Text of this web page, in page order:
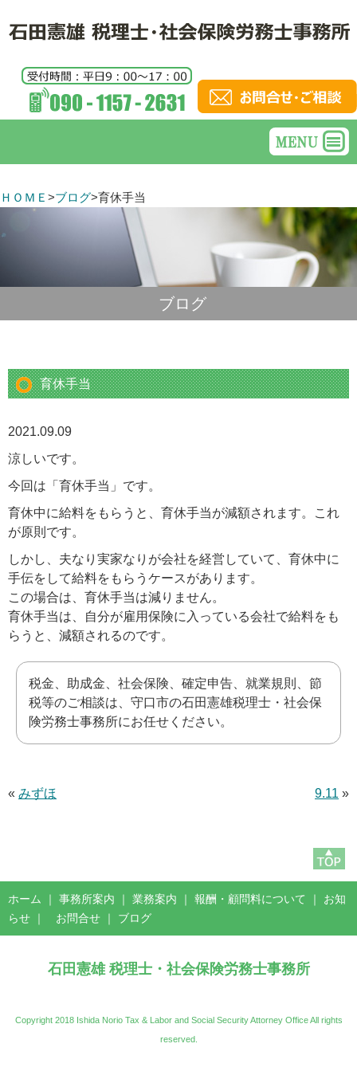
ＨＯＭＥ >ブログ>育休手当
ブログ
育休手当
2021.09.09
涼しいです。
今回は「育休手当」です。
育休中に給料をもらうと、育休手当が減額されます。これ
が原則です。
しかし、夫なり実家なりが会社を経営していて、育休中に
手伝をして給料をもらうケースがあります。
この場合は、育休手当は減りません。
育休手当は、自分が雇用保険に入っている会社で給料をも
らうと、減額されるのです。
税金、助成金、社会保険、確定申告、就業規則、節
税等のご相談は、守口市の石田憲雄税理士・社会保
険労務士事務所にお任せください。
9.11 »
« みずほ
ホーム ｜ 事務所案内 ｜ 業務案内 ｜ 報酬・顧問料について ｜ お知
らせ ｜ お問合せ ｜ ブログ
石田憲雄 税理士・社会保険労務士事務所
Copyright 2018 Ishida Norio Tax & Labor and Social Security Attorney Office All rights
reserved.